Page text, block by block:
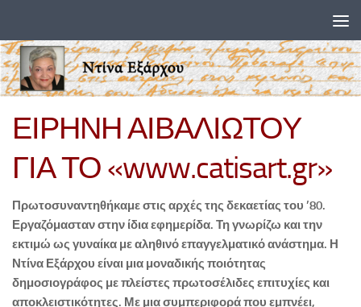
ΕΙΡΗΝΗ ΑΙΒΑΛΙΩΤΟΥ
ΓΙΑ ΤΟ «www.catisart.gr»
Πρωτοσυναντηθήκαμε στις αρχές της δεκαετίας του ’80.
Εργαζόμασταν στην ίδια εφημερίδα. Τη γνωρίζω και την
εκτιμώ ως γυναίκα με αληθινό επαγγελματικό ανάστημα. Η
Ντίνα Εξάρχου είναι μια μοναδικής ποιότητας
δημοσιογράφος με πλείστες πρωτοσέλιδες επιτυχίες και
αποκλειστικότητες. Με μια συμπεριφορά που εμπνέει,